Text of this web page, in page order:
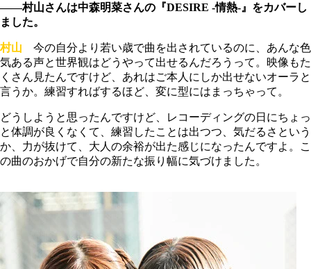
――村山さんは中森明菜さんの『DESIRE -情熱-』をカバーし
ました。
村山 今の自分より若い歳で曲を出されているのに、あんな色
気ある声と世界観はどうやって出せるんだろうって。映像もた
くさん見たんですけど、あれはご本人にしか出せないオーラと
言うか。練習すればするほど、変に型にはまっちゃって。
どうしようと思ったんですけど、レコーディングの日にちょっ
と体調が良くなくて、練習したことは出つつ、気だるさという
か、力が抜けて、大人の余裕が出た感じになったんですよ。こ
の曲のおかげで自分の新たな振り幅に気づけました。